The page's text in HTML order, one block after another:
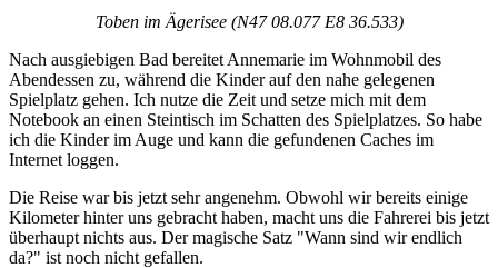
Toben im Ägerisee (N47 08.077 E8 36.533)
Nach ausgiebigen Bad bereitet Annemarie im Wohnmobil des
Abendessen zu, während die Kinder auf den nahe gelegenen
Spielplatz gehen. Ich nutze die Zeit und setze mich mit dem
Notebook an einen Steintisch im Schatten des Spielplatzes. So habe
ich die Kinder im Auge und kann die gefundenen Caches im
Internet loggen.
Die Reise war bis jetzt sehr angenehm. Obwohl wir bereits einige
Kilometer hinter uns gebracht haben, macht uns die Fahrerei bis jetzt
überhaupt nichts aus. Der magische Satz "Wann sind wir endlich
da?" ist noch nicht gefallen.